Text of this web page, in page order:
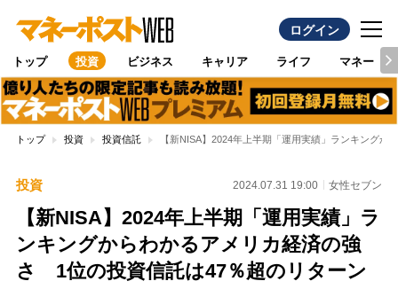
ログイン
トップ 投資 ビジネス キャリア ライフ マネー
トップ 投資 投資信託 【新NISA】2024年上半期「運用実績」ランキング
投資 2024.07.31 19:00 女性セブン
【新NISA】2024年上半期「運用実績」ラ
ンキングからわかるアメリカ経済の強
さ 1位の投資信託は47％超のリターン